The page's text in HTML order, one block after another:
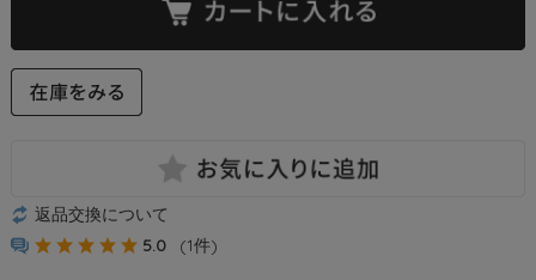
返品交換について
5.0
(1件)